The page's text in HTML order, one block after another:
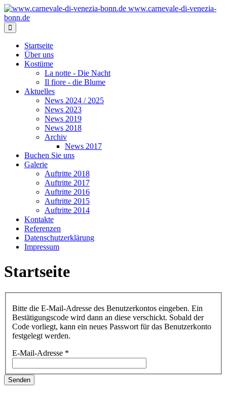
www.carnevale-di-venezia-
bonn.de
Startseite
Über uns
Kostüme
La notte - Die Nacht
Il fiore - die Blume
Aktuelles
News 2024 / 2025
News 2023
News 2019
News 2018
Archiv
News 2017
Buchen Sie uns
Galerie
Auftritte 2018
Auftritte 2017
Auftritte 2016
Auftritte 2015
Auftritte 2014
Kontakte
Referenzen
Datenschutzerklärung
Impressum
Startseite
Bitte die E-Mail-Adresse des Benutzerkontos eingeben. Ein
Bestätigungscode wird dann an diese verschickt. Sobald der
Code vorliegt, kann ein neues Passwort für das Benutzerkonto
festgelegt werden.
E-Mail-Adresse *
Senden